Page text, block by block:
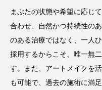
まぶたの状態や希望に応じ
合わせ、自然かつ持続性の
のある治療ではなく、一人
採用するからこそ、唯一無
す。また、アートメイクを
も可能で、過去の施術に満